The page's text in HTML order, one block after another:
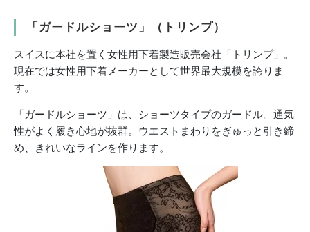
「ガードルショーツ」（トリンプ）
スイスに本社を置く女性用下着製造販売会社「トリンプ」。
現在では女性用下着メーカーとして世界最大規模を誇りま
す。
「ガードルショーツ」は、ショーツタイプのガードル。通気
性がよく履き心地が抜群。ウエストまわりをぎゅっと引き締
め、きれいなラインを作ります。